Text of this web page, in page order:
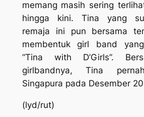
memang masih sering
hingga kini. Tina yang
remaja ini pun bersama
membentuk girl band
“Tina with D’Girls”.
girlbandnya, Tina
Singapura pada Desember
(lyd/rut)